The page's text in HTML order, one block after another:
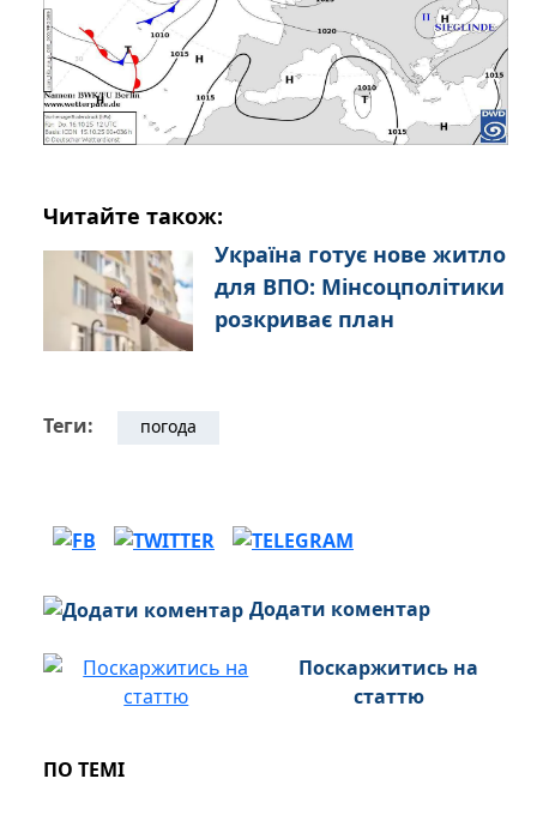
Читайте також:
Україна готує нове житло
для ВПО: Мінсоцполітики
розкриває план
Теги: погода
Додати коментар
Поскаржитись на
статтю
ПО ТЕМІ